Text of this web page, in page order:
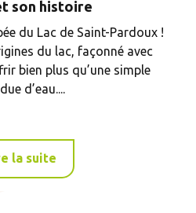
son histoire
du Lac de Saint-Pardoux !
du lac, façonné avec
bien plus qu’une simple
d’eau....
la suite